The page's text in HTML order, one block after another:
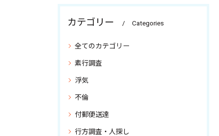
カテゴリー Categories
全てのカテゴリー
素行調査
浮気
不倫
付郵便送達
行方調査・人探し